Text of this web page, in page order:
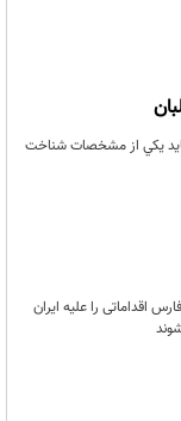
يكي از مشخصات شناخت
اقداماتی را علیه ایران